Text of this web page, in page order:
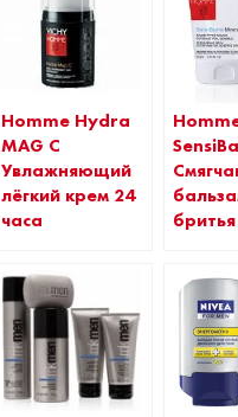
Homme Hydra
MAG C
Увлажняющий
лёгкий крем 24
часа
бритья